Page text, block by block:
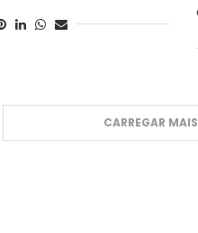
CARREGAR